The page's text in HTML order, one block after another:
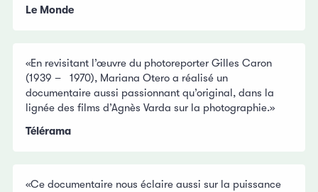
Le Monde
«En revisitant l’œuvre du photoreporter Gilles Caron
(1939 – 1970), Mariana Otero a réalisé un
documentaire aussi passionnant qu’original, dans la
lignée des films d’Agnès Varda sur la photographie.»
Télérama
«Ce documentaire nous éclaire aussi sur la puissance